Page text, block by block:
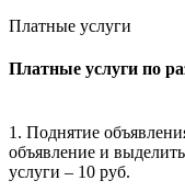
Платные услуги
Платные услуги по
1. Поднятие
объявление и
услуги – 10 руб.